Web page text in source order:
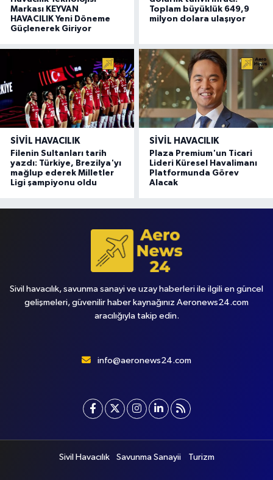
Markası KEYVAN
HAVACILIK Yeni Döneme
Güçlenerek Giriyor
Toplam büyüklük 649,9
milyon dolara ulaşıyor
SIVIL HAVACILIK
Filenin Sultanları tarih
yazdı: Türkiye, Brezilya'yı
mağlup ederek Milletler
Ligi şampiyonu oldu
SIVIL HAVACILIK
Plaza Premium'un Ticari
Lideri Küresel Havalimanı
Platformunda Görev
Alacak
Sivil havacılık, savunma sanayi ve uzay haberleri ile ilgili en güncel
gelişmeleri, güvenilir haber kaynağınız Aeronews24.com
aracılığıyla takip edin.
info@aeronews24.com
Sivil Havacılık Savunma Sanayii Turizm